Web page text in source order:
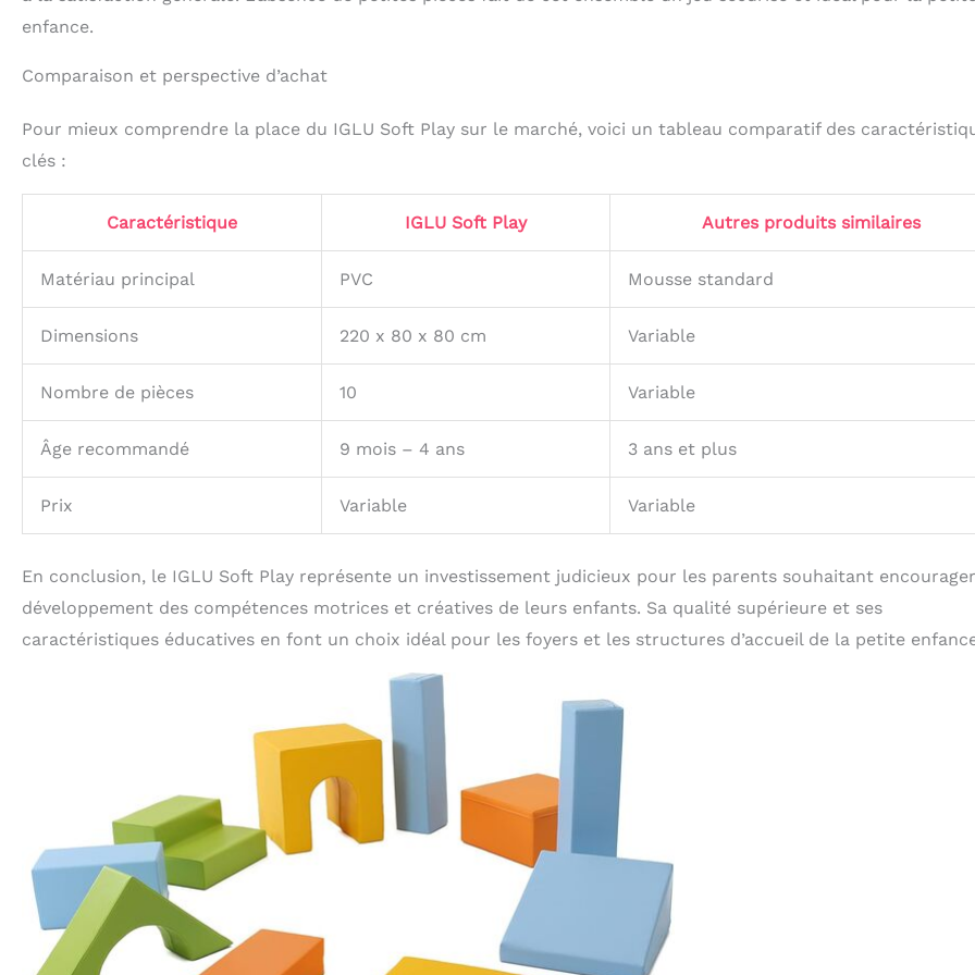
enfance.
Comparaison et perspective d’achat
Pour mieux comprendre la place du IGLU Soft Play sur le marché, voici un tableau comparatif des
clés :
Caractéristique IGLU Soft Play Autres produits similaires
Matériau principal PVC Mousse standard
Dimensions 220 x 80 x 80 cm Variable
Nombre de pièces 10 Variable
Âge recommandé 9 mois – 4 ans 3 ans et plus
Prix Variable Variable
En conclusion, le IGLU Soft Play représente un investissement judicieux pour les parents souhaitant
développement des compétences motrices et créatives de leurs enfants. Sa qualité supérieure et ses
caractéristiques éducatives en font un choix idéal pour les foyers et les structures d’accueil de la petite